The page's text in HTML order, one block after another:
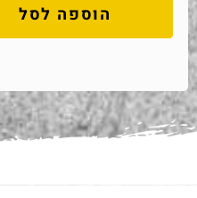
הוספה לסל